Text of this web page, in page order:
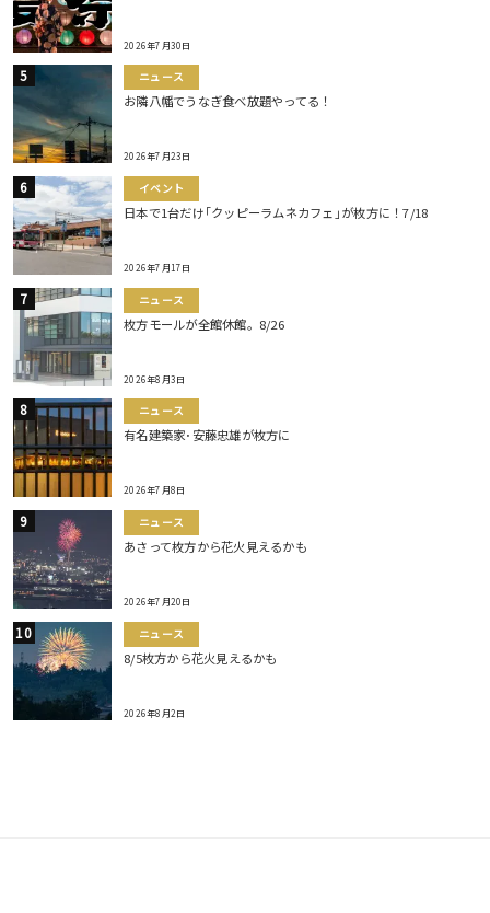
2026年7月30日
ニュース
お隣八幡でうなぎ食べ放題やってる！
2026年7月23日
イベント
日本で1台だけ｢クッピーラムネカフェ｣が枚方に！7/18
2026年7月17日
ニュース
枚方モールが全館休館。8/26
2026年8月3日
ニュース
有名建築家･安藤忠雄が枚方に
2026年7月8日
ニュース
あさって枚方から花火見えるかも
2026年7月20日
ニュース
8/5枚方から花火見えるかも
2026年8月2日